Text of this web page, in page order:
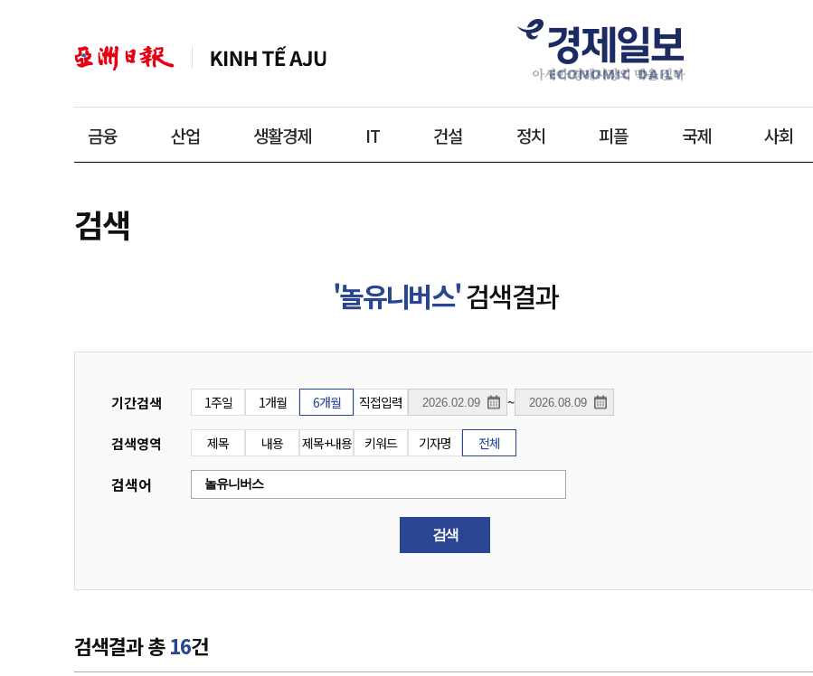
금융 산업 생활경제 IT 건설 정치 피플 국제 사회
검색
'놀유니버스'검색결과
기간검색 1주일 1개월 6개월 직접입력 ~
검색영역 제목 내용 제목+내용 키워드 기자명 전체
검색어
검색
검색결과 총16건